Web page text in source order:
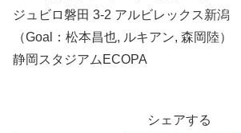
ジュビロ磐田 3-2 アルビレックス新潟
（Goal：松本昌也, ルキアン, 森岡陸）
静岡スタジアムECOPA
シェアする